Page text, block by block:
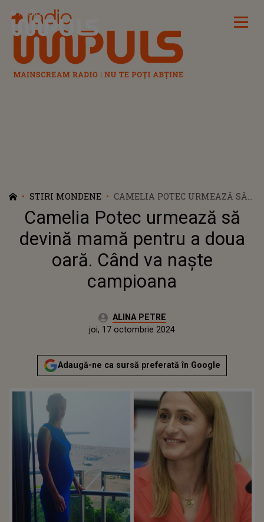
Radio Impuls
STIRI MONDENE
CAMELIA POTEC URMEAZĂ SĂ
DEVINĂ MAMĂ PENTRU A
DOUA OARĂ. CÂND VA NAȘTE
CAMPIOANA
Camelia Potec urmează să
devină mamă pentru a doua
oară. Când va naște
campioana
Autor:ALINA PETRE
marți, 17 octombrie 2023Actualizat:
joi, 17 octombrie 2024
Adaugă-ne ca sursă preferată în Google